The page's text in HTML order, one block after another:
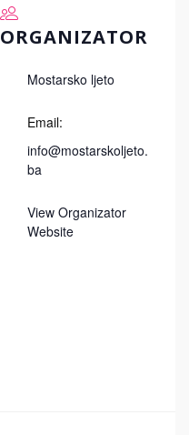
ORGANIZATOR
Mostarsko ljeto
Email:
info@mostarskoljeto.
ba
View Organizator
Website